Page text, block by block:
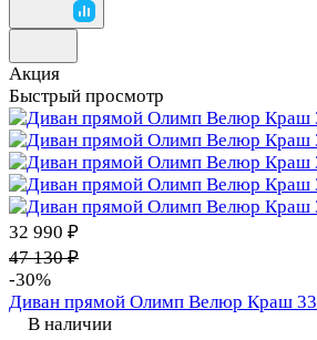
Акция
Быстрый просмотр
32 990 ₽
47 130 ₽
-30%
Диван прямой Олимп Велюр Краш 33
В наличии